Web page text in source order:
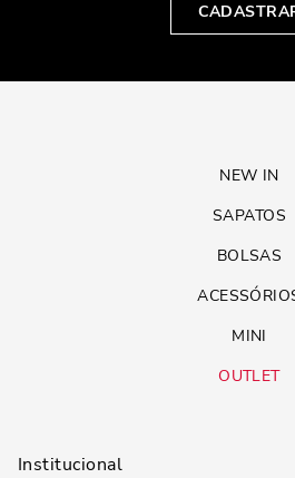
NEW IN
SAPATOS
BOLSAS
MINI
OUTLET
Institucional